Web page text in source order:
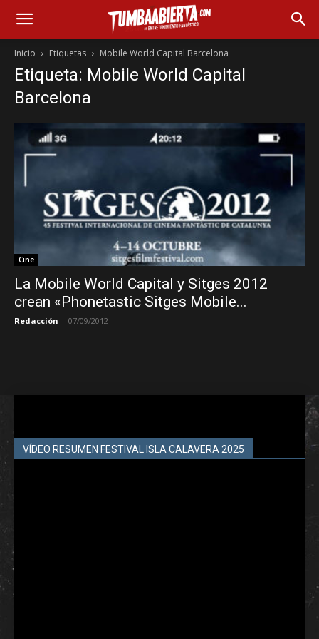
Inicio Etiquetas Mobile World Capital Barcelona
Etiqueta: Mobile World Capital
Barcelona
Cine
La Mobile World Capital y Sitges 2012
crean «Phonetastic Sitges Mobile...
Redacción - 07/09/2012
VÍDEO RESUMEN FESTIVAL ISLA CALAVERA 2025